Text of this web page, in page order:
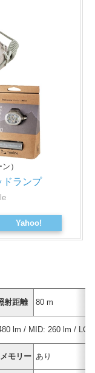
）
ドランプ
Yahoo!
射距離 80 m
lm / MID: 260 lm /
モリー あり